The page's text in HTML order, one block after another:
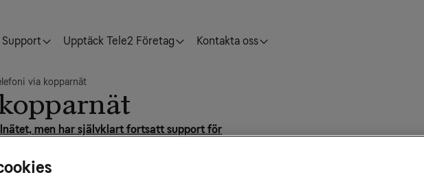
Support Upptäck Tele2 Företag Kontakta oss
via kopparnät
men har självklart fortsatt support för
analoga anslutningen för telefon, telefax,